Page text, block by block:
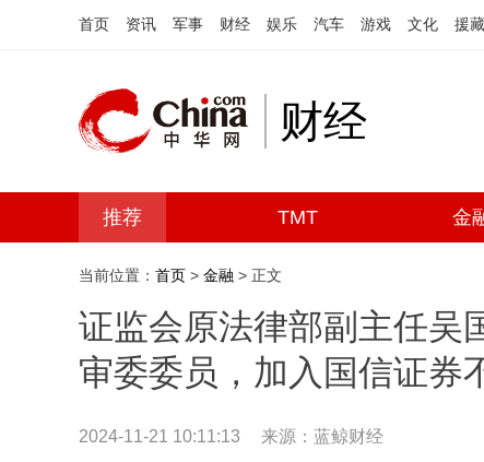
首页 资讯 军事 财经 娱乐 汽车 游戏 文化 援藏
财经
推荐 TMT 金
当前位置： 首页 > 金融 > 正文
证监会原法律部副主任吴
审委委员，加入国信证券
2024-11-21 10:11:13 来源： 蓝鲸财经